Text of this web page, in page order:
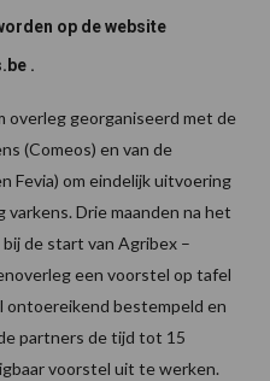
op de website
.
overleg georganiseerd met de
(Comeos) en van de
Fevia) om eindelijk uitvoering
Drie maanden na het
de start van Agribex –
een voorstel op tafel
ontoereikend bestempeld en
partners de tijd tot 15
voorstel uit te werken.